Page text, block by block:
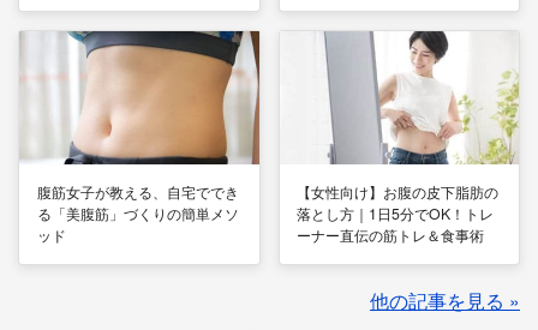
腹筋女子が教える、自宅ででき
る「美腹筋」づくりの簡単メソ
ッド
【女性向け】お腹の皮下脂肪の
落とし方｜1日5分でOK！トレ
ーナー直伝の筋トレ＆食事術
他の記事を見る »